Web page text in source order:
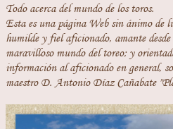
Todo acerca del mundo de los toros.
Esta es una página Web sin ánimo de
humilde y fiel aficionado, amante
maravilloso mundo del toreo; y
información al aficionado en general,
maestro D. Antonio Díaz Cañabate